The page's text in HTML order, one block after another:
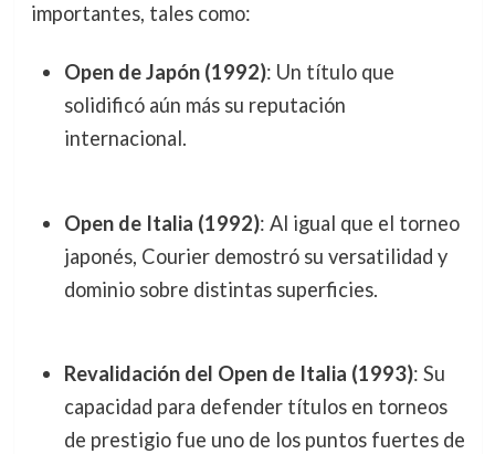
importantes, tales como:
Open de Japón (1992): Un título que
solidificó aún más su reputación
internacional.
Open de Italia (1992): Al igual que el torneo
japonés, Courier demostró su versatilidad y
dominio sobre distintas superficies.
Revalidación del Open de Italia (1993): Su
capacidad para defender títulos en torneos
de prestigio fue uno de los puntos fuertes de